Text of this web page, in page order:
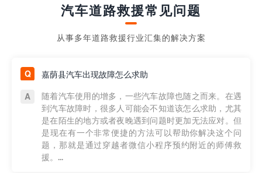
汽车道路救援常见问题
从事多年道路救援行业汇集的解决方案
嘉荫县汽车出现故障怎么求助
随着汽车使用的增多，一些汽车故障也随之而来。在遇
到汽车故障时，很多人可能会不知道该怎么求助，尤其
是在陌生的地方或者夜晚遇到问题时更加无法应对。但
是现在有一个非常便捷的方法可以帮助你解决这个问
题，那就是通过穿越者微信小程序预约附近的师傅救
援。...